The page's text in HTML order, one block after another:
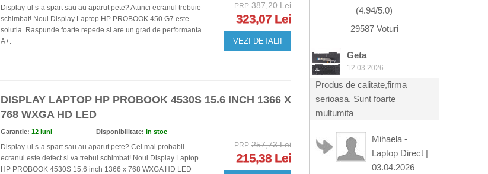
Display-ul s-a spart sau au aparut pete? Atunci ecranul trebuie
schimbat! Noul Display Laptop HP PROBOOK 450 G7 este
solutia. Raspunde foarte repede si are un grad de performanta
A+.
PRP 387,20 Lei
323,07 Lei
VEZI DETALII
DISPLAY LAPTOP HP PROBOOK 4530S 15.6 INCH 1366 X
768 WXGA HD LED
Garantie: 12 luni Disponibilitate: In stoc
Display-ul s-a spart sau au aparut pete? Cel mai probabil
ecranul este defect si va trebui schimbat! Noul Display Laptop
HP PROBOOK 4530S 15.6 inch 1366 x 768 WXGA HD LED
PRP 257,73 Lei
215,38 Lei
(4.94/5.0)
29587 Voturi
Geta
12.03.2026
Produs de calitate,firma
serioasa. Sunt foarte
multumita
Mihaela -
Laptop Direct |
03.04.2026